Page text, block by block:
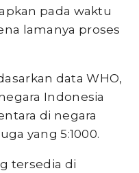
pada waktu
lamanya proses
data WHO,
Indonesia
di negara
yang 5:1000.
tersedia di